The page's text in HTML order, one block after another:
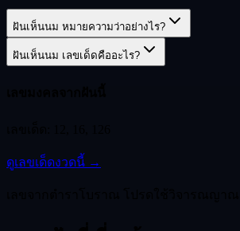
ฝันเห็นนม หมายความว่าอย่างไร?
ฝันเห็นนม เลขเด็ดคืออะไร?
ดูเลขเด็ดงวดนี้ →